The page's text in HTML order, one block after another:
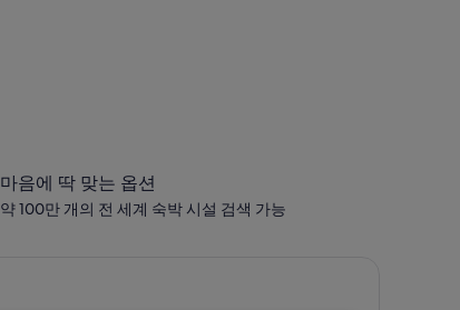
마음에 딱 맞는 옵션
약 100만 개의 전 세계 숙박 시설 검색 가능